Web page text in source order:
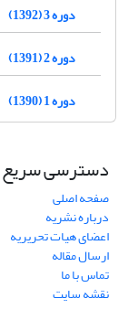
دوره 3 (1392)
دوره 2 (1391)
دوره 1 (1390)
دسترسی سریع
صفحه اصلی
درباره نشریه
اعضای هیات تحریریه
ارسال مقاله
تماس با ما
نقشه سایت